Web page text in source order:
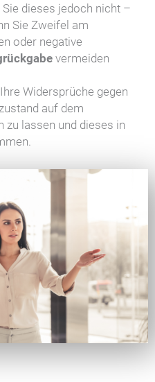
dieses jedoch nicht –
Sie Zweifel am
oder negative
vermeiden
Widersprüche gegen
auf dem
zu lassen und dieses in